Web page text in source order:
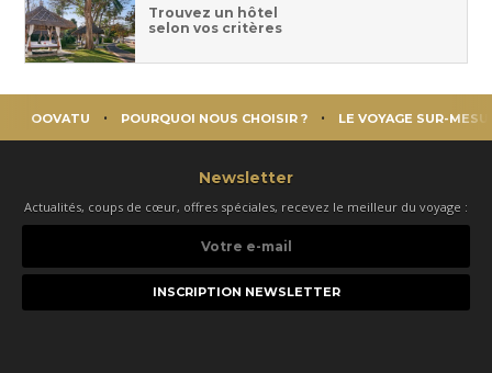
Trouvez un hôtel
selon vos critères
OOVATU POURQUOI NOUS CHOISIR ? LE VOYAGE SUR-
Newsletter
Actualités, coups de cœur, offres spéciales, recevez le meilleur du voyage :
e-